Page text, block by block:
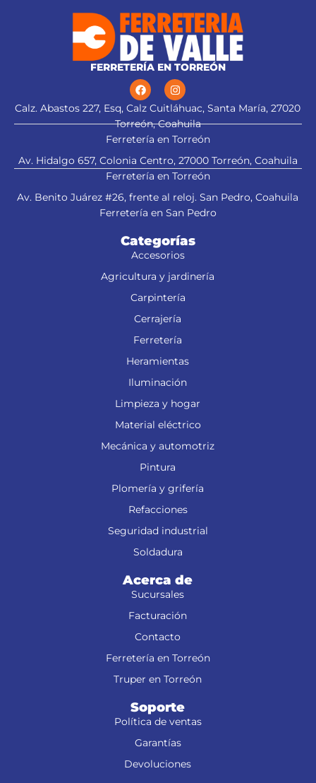
alt="Aplica a
esmeriladora" title="Aplica a
esmeriladora">
identificación
FERRETERÍA EN TORREÓN
Calz. Abastos 227, Esq, Calz Cuitláhuac, Santa María, 27020
Torreón, Coahuila
Ferretería en Torreón
Av. Hidalgo 657, Colonia Centro, 27000 Torreón, Coahuila
Ferretería en Torreón
Av. Benito Juárez #26, frente al reloj. San Pedro, Coahuila
Ferretería en San Pedro
Categorías
Accesorios
Agricultura y jardinería
Carpintería
Cerrajería
Ferretería
Heramientas
Iluminación
Limpieza y hogar
Material eléctrico
Mecánica y automotriz
Pintura
Plomería y grifería
Refacciones
Seguridad industrial
Soldadura
Acerca de
Sucursales
Facturación
Contacto
Ferretería en Torreón
Truper en Torreón
Soporte
Política de ventas
Garantías
Devoluciones